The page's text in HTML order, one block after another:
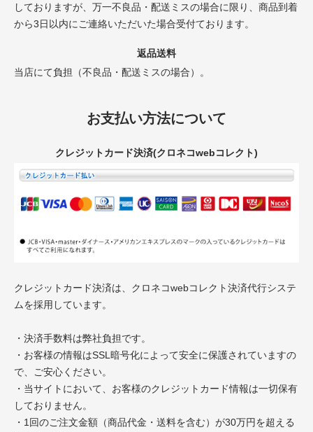
しておりますが、万一不良品・配送ミスの場合に限り、商品到着
から3日以内にご連絡いただいた場合受付ております。
返品送料
当店にて負担（不良品・配送ミスの場合）。
お支払い方法について
クレジットカード決済(クロネコwebコレクト)
クレジットカード決済は、クロネコwebコレクト決済代行システ
ムを採用しています。
・決済手数料は弊社負担です。
・お客様の情報はSSL暗号化によって安全に保護されていますの
で、ご安心ください。
・当サイトにおいて、お客様のクレジットカード情報は一切保有
しておりません。
・1回のご注文金額（商品代金・送料を含む）が30万円を超える